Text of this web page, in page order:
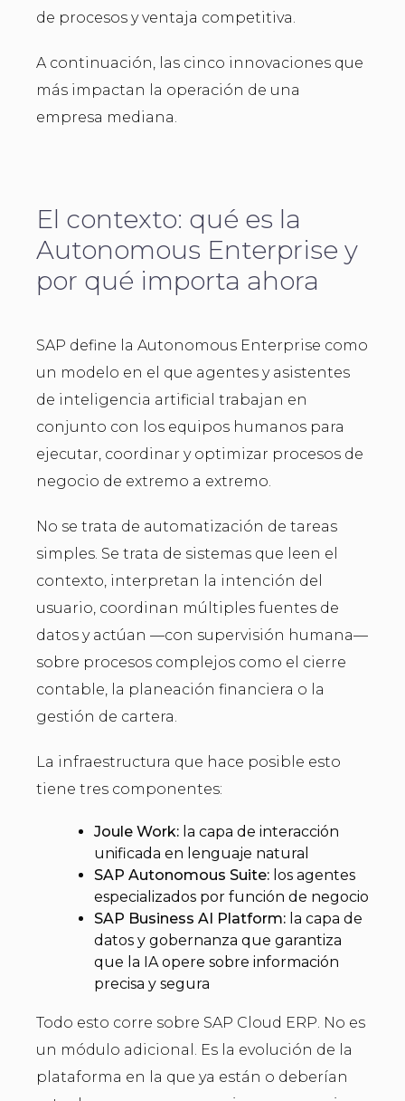
de procesos y ventaja competitiva.
A continuación, las cinco innovaciones que
más impactan la operación de una
empresa mediana.
El contexto: qué es la
Autonomous Enterprise y
por qué importa ahora
SAP define la Autonomous Enterprise como
un modelo en el que agentes y asistentes
de inteligencia artificial trabajan en
conjunto con los equipos humanos para
ejecutar, coordinar y optimizar procesos de
negocio de extremo a extremo.
No se trata de automatización de tareas
simples. Se trata de sistemas que leen el
contexto, interpretan la intención del
usuario, coordinan múltiples fuentes de
datos y actúan —con supervisión humana—
sobre procesos complejos como el cierre
contable, la planeación financiera o la
gestión de cartera.
La infraestructura que hace posible esto
tiene tres componentes:
Joule Work: la capa de interacción
unificada en lenguaje natural
SAP Autonomous Suite: los agentes
especializados por función de negocio
SAP Business AI Platform: la capa de
datos y gobernanza que garantiza
que la IA opere sobre información
precisa y segura
Todo esto corre sobre SAP Cloud ERP. No es
un módulo adicional. Es la evolución de la
plataforma en la que ya están o deberían